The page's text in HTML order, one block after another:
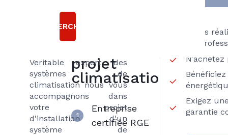
avec
Axenergie
Veritable expert des
systèmes de
climatisation nous vous
accompagnons dans
votre projet
d'installation d'un
système de
Faites
un
Bénéficiez
Exigez
garantie
RECHERCHERChoisir
Axenergie
projet
climatisation
1
Entreprise
certifiée RGE